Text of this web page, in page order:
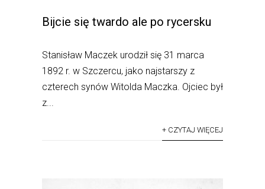
Bijcie się twardo ale po rycersku
Stanisław Maczek urodził się 31 marca
1892 r. w Szczercu, jako najstarszy z
czterech synów Witolda Maczka. Ojciec był
z...
+ CZYTAJ WIĘCEJ